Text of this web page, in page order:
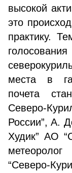
высокой
это
практику.
места в
почета
Северо-
России”, А.
Худик” АО
“Северо-